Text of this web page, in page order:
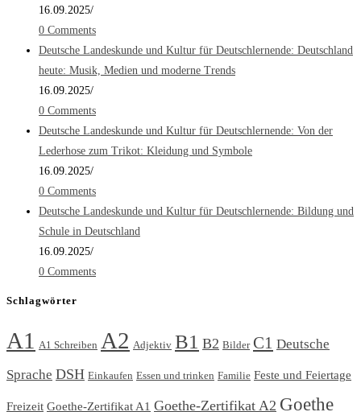
16.09.2025/
0 Comments
Deutsche Landeskunde und Kultur für Deutschlernende: Deutschland
heute: Musik, Medien und moderne Trends
16.09.2025/
0 Comments
Deutsche Landeskunde und Kultur für Deutschlernende: Von der
Lederhose zum Trikot: Kleidung und Symbole
16.09.2025/
0 Comments
Deutsche Landeskunde und Kultur für Deutschlernende: Bildung und
Schule in Deutschland
16.09.2025/
0 Comments
Schlagwörter
A1 A1 Schreiben A2 Adjektiv B1 B2 Bilder C1 Deutsche
Sprache DSH Einkaufen Essen und trinken Familie Feste und Feiertage
Freizeit Goethe-Zertifikat A1 Goethe-Zertifikat A2 Goethe